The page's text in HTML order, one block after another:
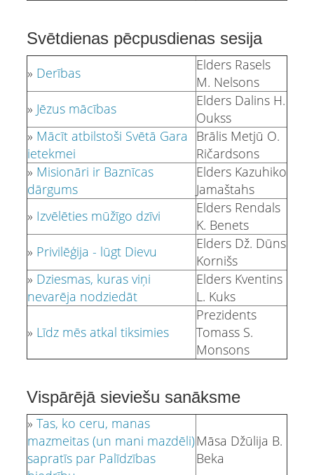
Svētdienas pēcpusdienas sesija
» Derības
Elders Rasels
M. Nelsons
» Jēzus mācības
Elders Dalins H.
Oukss
» Mācīt atbilstoši Svētā Gara
ietekmei
Brālis Metjū O.
Ričardsons
» Misionāri ir Baznīcas
dārgums
Elders Kazuhiko
Jamaštahs
» Izvēlēties mūžīgo dzīvi
Elders Rendals
K. Benets
» Privilēģija - lūgt Dievu
Elders Dž. Dūns
Kornišs
» Dziesmas, kuras viņi
nevarēja nodziedāt
Elders Kventins
L. Kuks
» Līdz mēs atkal tiksimies
Prezidents
Tomass S.
Monsons
Vispārējā sieviešu sanāksme
» Tas, ko ceru, manas
mazmeitas (un mani mazdēli)
sapratīs par Palīdzības
Māsa Džūlija B.
Beka